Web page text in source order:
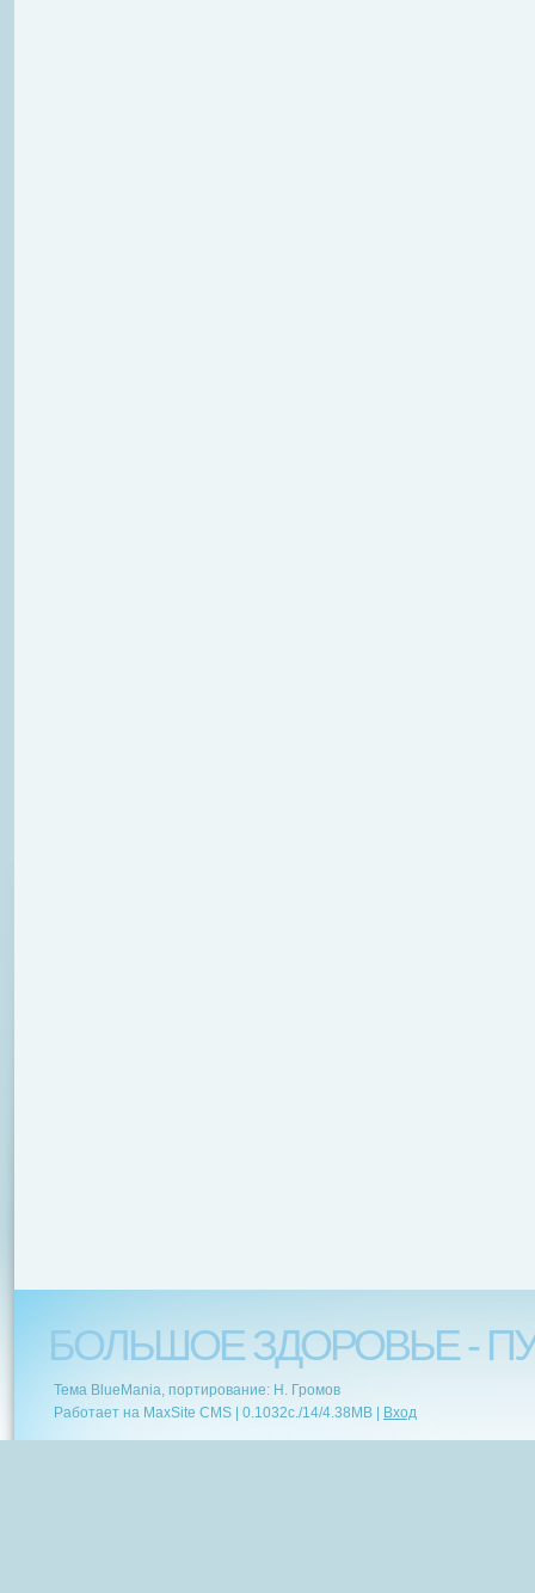
БОЛЬШОЕ ЗДОРОВЬЕ -
Тема BlueMania, портирование: Н. Громов
Работает на MaxSite CMS | 0.1032c./14/4.38MB Вход